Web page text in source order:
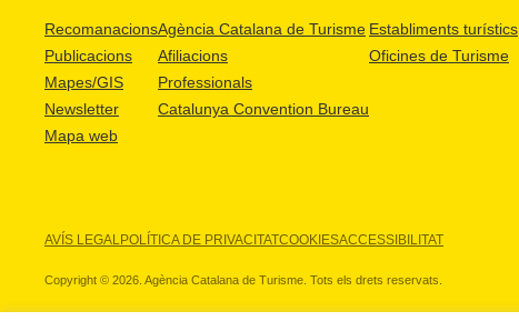
Recomanacions
Publicacions
Mapes/GIS
Newsletter
Mapa web
Agència Catalana de Turisme
Afiliacions
Professionals
Catalunya Convention Bureau
Establiments turístics
Oficines de Turisme
AVÍS LEGALPOLÍTICA DE PRIVACITATCOOKIESACCESSIBILITAT
Copyright © 2026. Agència Catalana de Turisme. Tots els drets reservats.